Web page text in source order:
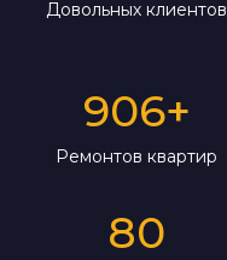
Довольных клиентов
906+
Ремонтов квартир
80